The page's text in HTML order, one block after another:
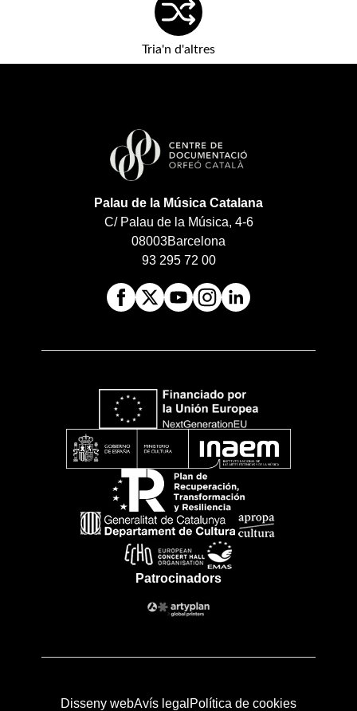
Tria'n d'altres
Palau de la Música Catalana
C/ Palau de la Música, 4-6
08003Barcelona
93 295 72 00
Patrocinadors
Disseny webAvís legal Política de cookies